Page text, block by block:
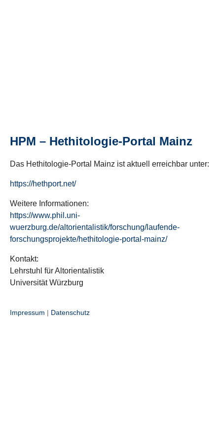
HPM – Hethitologie-Portal Mainz
Das Hethitologie-Portal Mainz ist aktuell erreichbar unter:
https://hethport.net/
Weitere Informationen:
https://www.phil.uni-
wuerzburg.de/altorientalistik/forschung/laufende-
forschungsprojekte/hethitologie-portal-mainz/
Kontakt:
Lehrstuhl für Altorientalistik
Universität Würzburg
Impressum | Datenschutz